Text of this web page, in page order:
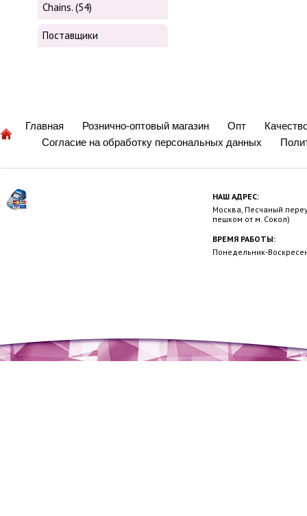
Chains. (54)
Поставщики
Главная Рознично-оптовый магазин Опт
Согласие на обработку персональных данных
НАШ АДРЕС:
Москва, Песчаный
пешком от м. Сокол)
ВРЕМЯ РАБОТЫ:
Понедельник-